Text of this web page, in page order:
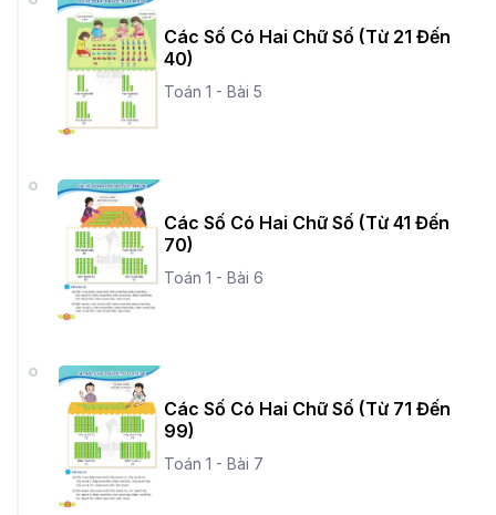
Các Số Có Hai Chữ Số (Từ 21 Đến
40)
Toán 1 - Bài 5
Các Số Có Hai Chữ Số (Từ 41 Đến
70)
Toán 1 - Bài 6
Các Số Có Hai Chữ Số (Từ 71 Đến
99)
Toán 1 - Bài 7